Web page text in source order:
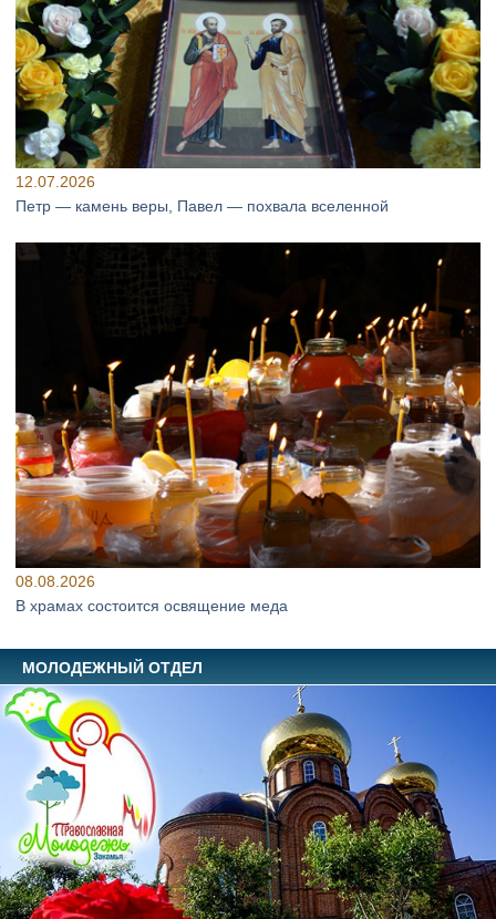
12.07.2026
Петр — камень веры, Павел — похвала вселенной
08.08.2026
В храмах состоится освящение меда
МОЛОДЕЖНЫЙ ОТДЕЛ